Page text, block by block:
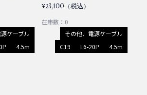
ケーブル
4.5m
¥23,100（税込）
在庫数：0
その他、電源ケーブル
C19
L6-20P 4.5m